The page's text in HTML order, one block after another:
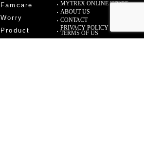
Famcare
Worry
Product
MYTREX ONLINE STORE
ABOUT US
CONTACT
PRIVACY POLICY
TERMS OF US